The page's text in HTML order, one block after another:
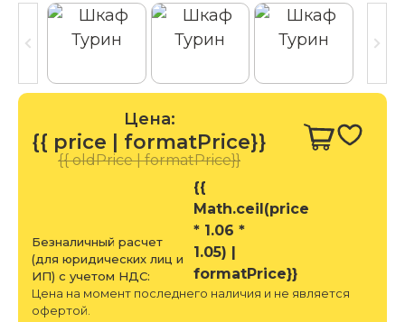
Цена:
{{ price | formatPrice}}
{{ oldPrice | formatPrice}}
Безналичный расчет
(для юридических лиц и
ИП) с учетом НДС:
{{
Math.ceil(price
* 1.06 *
1.05) |
formatPrice}}
Цена на момент последнего наличия и не является
офертой.